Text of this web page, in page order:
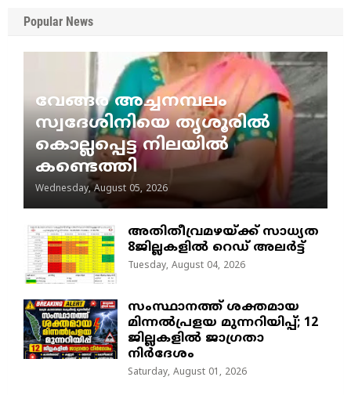
Popular News
വേങ്ങര അച്ചനമ്പലം
സ്വദേശിനിയെ തൃശൂരിൽ
കൊല്ലപ്പെട്ട നിലയിൽ
കണ്ടെത്തി
Wednesday, August 05, 2026
അതിതീവ്രമഴയ്ക്ക് സാധ്യത
8ജില്ലകളിൽ റെഡ് അലർട്ട്
Tuesday, August 04, 2026
സംസ്ഥാനത്ത് ശക്തമായ
മിന്നൽപ്രളയ മുന്നറിയിപ്പ്; 12
ജില്ലകളിൽ ജാഗ്രതാ
നിർദേശം
Saturday, August 01, 2026